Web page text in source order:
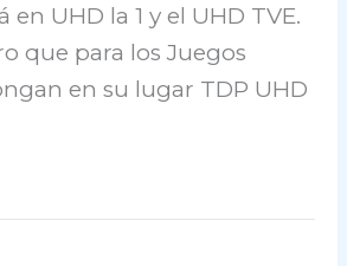
UHD la 1 y el UHD TVE.
que para los Juegos
en su lugar TDP UHD